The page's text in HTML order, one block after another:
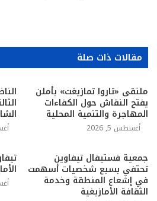
مقالات ذات صلة
ملتقى «تاروا تمازيغت» بأملن
يفتح النقاش حول الكفاءات
المهاجرة والتنمية المحلية
أغسطس 5, 2026
جمعية فستيفال تيفاوين
تحتفي بسبع شخصيات أسهمت
في إشعاع المنطقة وخدمة
الثقافة الأمازيغية